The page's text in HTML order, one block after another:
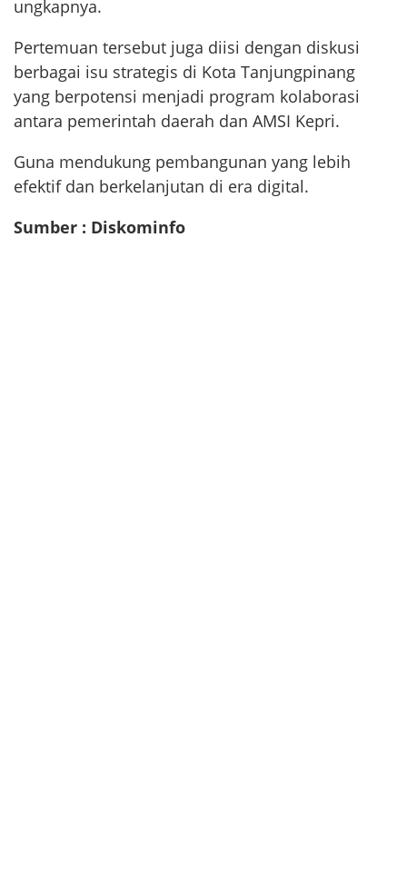
ungkapnya.
Pertemuan tersebut juga diisi dengan diskusi
berbagai isu strategis di Kota Tanjungpinang
yang berpotensi menjadi program kolaborasi
antara pemerintah daerah dan AMSI Kepri.
Guna mendukung pembangunan yang lebih
efektif dan berkelanjutan di era digital.
Sumber : Diskominfo